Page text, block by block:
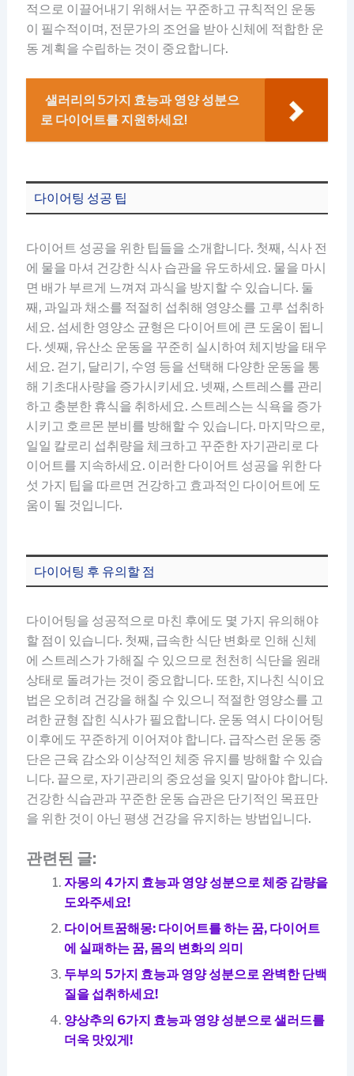
적으로 이끌어내기 위해서는 꾸준하고 규칙적인 운동
이 필수적이며, 전문가의 조언을 받아 신체에 적합한 운
동 계획을 수립하는 것이 중요합니다.
샐러리의 5가지 효능과 영양 성분으
로 다이어트를 지원하세요!
다이어팅 성공 팁
다이어트 성공을 위한 팁들을 소개합니다. 첫째, 식사 전
에 물을 마셔 건강한 식사 습관을 유도하세요. 물을 마시
면 배가 부르게 느껴져 과식을 방지할 수 있습니다. 둘
째, 과일과 채소를 적절히 섭취해 영양소를 고루 섭취하
세요. 섬세한 영양소 균형은 다이어트에 큰 도움이 됩니
다. 셋째, 유산소 운동을 꾸준히 실시하여 체지방을 태우
세요. 걷기, 달리기, 수영 등을 선택해 다양한 운동을 통
해 기초대사량을 증가시키세요. 넷째, 스트레스를 관리
하고 충분한 휴식을 취하세요. 스트레스는 식욕을 증가
시키고 호르몬 분비를 방해할 수 있습니다. 마지막으로,
일일 칼로리 섭취량을 체크하고 꾸준한 자기관리로 다
이어트를 지속하세요. 이러한 다이어트 성공을 위한 다
섯 가지 팁을 따르면 건강하고 효과적인 다이어트에 도
움이 될 것입니다.
다이어팅 후 유의할 점
다이어팅을 성공적으로 마친 후에도 몇 가지 유의해야
할 점이 있습니다. 첫째, 급속한 식단 변화로 인해 신체
에 스트레스가 가해질 수 있으므로 천천히 식단을 원래
상태로 돌려가는 것이 중요합니다. 또한, 지나친 식이요
법은 오히려 건강을 해칠 수 있으니 적절한 영양소를 고
려한 균형 잡힌 식사가 필요합니다. 운동 역시 다이어팅
이후에도 꾸준하게 이어져야 합니다. 급작스런 운동 중
단은 근육 감소와 이상적인 체중 유지를 방해할 수 있습
니다. 끝으로, 자기관리의 중요성을 잊지 말아야 합니다.
건강한 식습관과 꾸준한 운동 습관은 단기적인 목표만
을 위한 것이 아닌 평생 건강을 유지하는 방법입니다.
관련된 글:
자몽의 4가지 효능과 영양 성분으로 체중 감량을
도와주세요!
다이어트꿈해몽: 다이어트를 하는 꿈, 다이어트
에 실패하는 꿈, 몸의 변화의 의미
두부의 5가지 효능과 영양 성분으로 완벽한 단백
질을 섭취하세요!
양상추의 6가지 효능과 영양 성분으로 샐러드를
더욱 맛있게!